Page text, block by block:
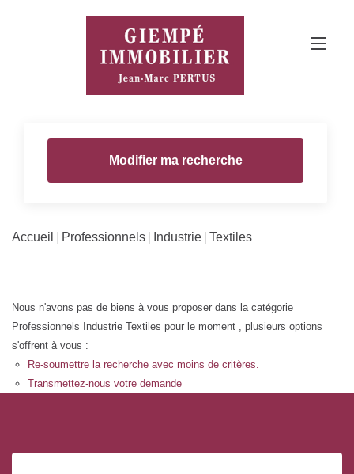
Modifier ma recherche
Accueil Professionnels Industrie Textiles
Nous n'avons pas de biens à vous proposer dans la catégorie
Professionnels Industrie Textiles pour le moment , plusieurs options
s'offrent à vous :
Re-soumettre la recherche avec moins de critères.
Transmettez-nous votre demande